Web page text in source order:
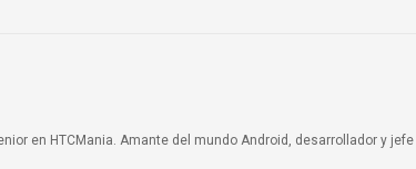
en HTCMania. Amante del mundo Android, desarrollador y